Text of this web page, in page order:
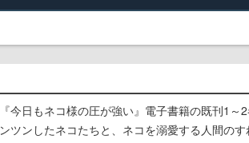
『今日もネコ様の圧が強い』電子書籍の既刊1
ンツンしたネコたちと、ネコを溺愛する人間のす